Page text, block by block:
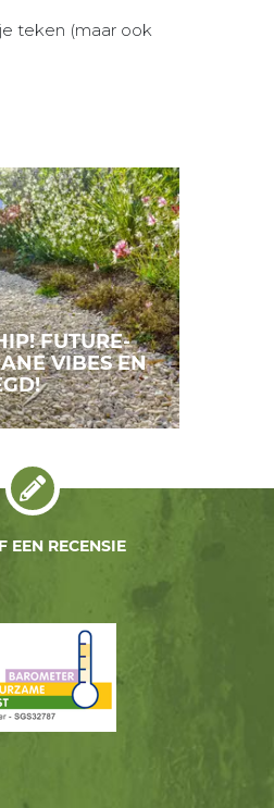
teken (maar ook
FUTURE-
VIBES EN
EEN RECENSIE